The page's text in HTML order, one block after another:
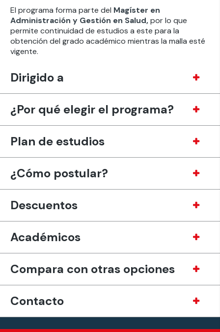
El programa forma parte del Magíster en
Administración y Gestión en Salud,por lo que
permite continuidad de estudios a este para la
obtención del grado académico mientras la malla esté
vigente.
Dirigido a
¿Por qué elegir el programa?
Plan de estudios
¿Cómo postular?
Descuentos
Académicos
Compara con otras opciones
Contacto